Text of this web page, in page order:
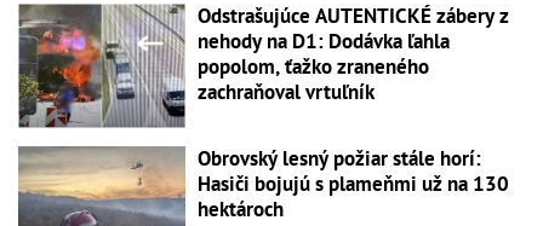
Odstrašujúce AUTENTICKÉ zábery z
nehody na D1: Dodávka ľahla
popolom, ťažko zraneného
zachraňoval vrtuľník
Obrovský lesný požiar stále horí:
Hasiči bojujú s plameňmi už na 130
hektároch